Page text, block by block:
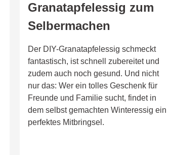
Granatapfelessig zum
Selbermachen
Der DIY-Granatapfelessig schmeckt
fantastisch, ist schnell zubereitet und
zudem auch noch gesund. Und nicht
nur das: Wer ein tolles Geschenk für
Freunde und Familie sucht, findet in
dem selbst gemachten Winteressig ein
perfektes Mitbringsel.